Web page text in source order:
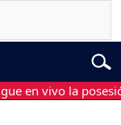
en vivo la posesión